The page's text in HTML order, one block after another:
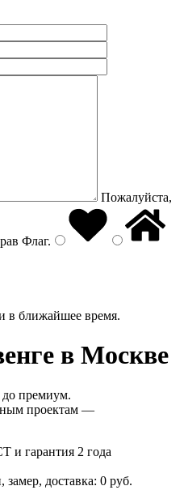
Пожалуйста,
Флаг.
в ближайшее время.
в Москве
премиум.
проектам —
и гарантия 2 года
доставка: 0 руб.